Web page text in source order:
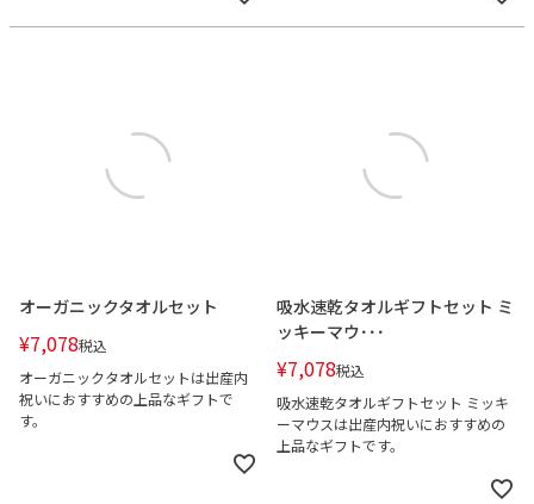
オーガニックタオルセット
¥7,078税込
オーガニックタオルセットは出産内
祝いにおすすめの上品なギフトで
す。
吸水速乾タオルギフトセット ミ
ッキーマウ･･･
¥7,078税込
吸水速乾タオルギフトセット ミッキ
ーマウスは出産内祝いにおすすめの
上品なギフトです。